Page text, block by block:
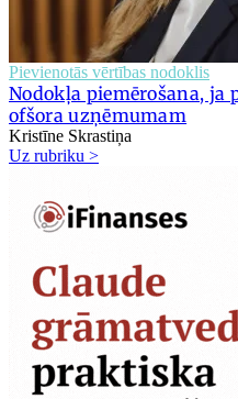
Pievienotās vērtības nodoklis
Nodokļa piemērošana, ja
ofšora uzņēmumam
Kristīne Skrastiņa
Uz rubriku >